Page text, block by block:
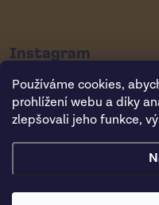
Používáme cookies,
prohlížení webu a díky
zlepšovali jeho funkce,
Instagram
Copyright 2026